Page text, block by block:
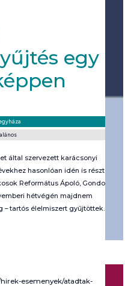
egy
által szervezett karácsonyi
hasonlóan idén is részt
Református Ápoló, Gondozó
hétvégén majdnem
– tartós élelmiszert gyűjtöttek.
esemenyek/atadtak-